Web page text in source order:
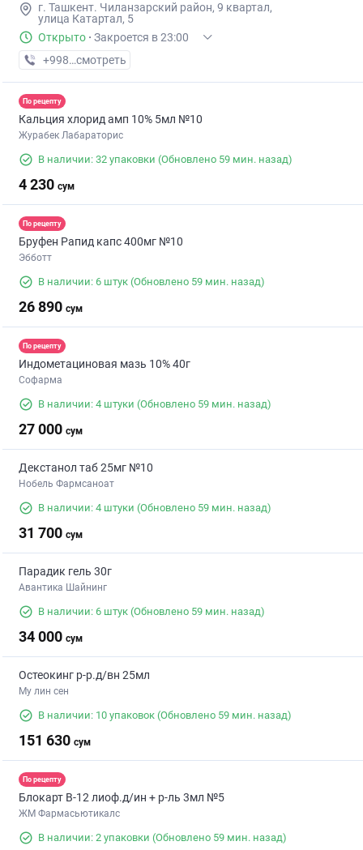
г. Ташкент. Чиланзарский район, 9 квартал,
улица Катартал, 5
Открыто · Закроется в 23:00
+998 (99) XXX-XX-XX
смотреть
По рецепту
Кальция хлорид амп 10% 5мл №10
Журабек Лабараторис
В наличии: 32 упаковки (Обновлено 59 мин. назад)
4 230 сум
По рецепту
Бруфен Рапид капс 400мг №10
Эбботт
В наличии: 6 штук (Обновлено 59 мин. назад)
26 890 сум
По рецепту
Индометациновая мазь 10% 40г
Софарма
В наличии: 4 штуки (Обновлено 59 мин. назад)
27 000 сум
Декстанол таб 25мг №10
Нобель Фармсаноат
В наличии: 4 штуки (Обновлено 59 мин. назад)
31 700 сум
Парадик гель 30г
Авантика Шайнинг
В наличии: 6 штук (Обновлено 59 мин. назад)
34 000 сум
Остеокинг р-р.д/вн 25мл
Му лин сен
В наличии: 10 упаковок (Обновлено 59 мин. назад)
151 630 сум
По рецепту
Блокарт В-12 лиоф.д/ин + р-ль 3мл №5
ЖМ Фармасьютикалс
В наличии: 2 упаковки (Обновлено 59 мин. назад)